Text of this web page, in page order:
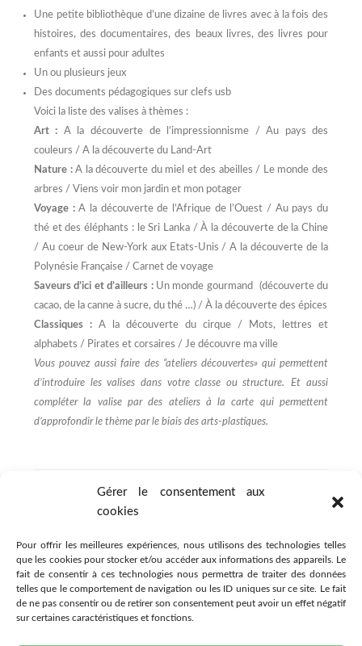
Gérer le consentement aux
cookies
Pour offrir les meilleures expériences, nous utilisons des technologies telles
que les cookies pour stocker et/ou accéder aux informations des appareils. Le
fait de consentir à ces technologies nous permettra de traiter des données
telles que le comportement de navigation ou les ID uniques sur ce site. Le fait
de ne pas consentir ou de retirer son consentement peut avoir un effet négatif
sur certaines caractéristiques et fonctions.
Une petite bibliothèque d’une dizaine de livres avec à la fois des
histoires, des documentaires, des beaux livres, des livres pour
enfants et aussi pour adultes
Un ou plusieurs jeux
Des documents pédagogiques sur clefs usb
Voici la liste des valises à thèmes :
Art : A la découverte de l’impressionnisme / Au pays des
couleurs / A la découverte du Land-Art
Nature :A la découverte du miel et des abeilles / Le monde des
arbres / Viens voir mon jardin et mon potager
Voyage :A la découverte de l’Afrique de l’Ouest / Au pays du
thé et des éléphants : le Sri Lanka / À la découverte de la Chine
/ Au coeur de New-York aux Etats-Unis / A la découverte de la
Polynésie Française / Carnet de voyage
Saveurs d’ici et d’ailleurs : Un monde gourmand (découverte du
cacao, de la canne à sucre, du thé …) / À la découverte des épices
Classiques : A la découverte du cirque / Mots, lettres et
alphabets / Pirates et corsaires / Je découvre ma ville
Vous pouvez aussi faire des “ateliers découvertes» qui permettent
d’introduire les valises dans votre classe ou structure. Et aussi
compléter la valise par des ateliers à la carte qui permettent
d’approfondir le thème par le biais des arts-plastiques.
Association Citémômes